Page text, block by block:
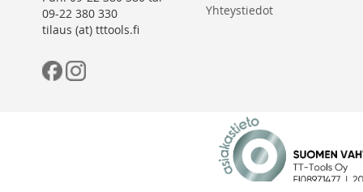
09-22 380 330
tilaus (at) tttools.fi
Yhteystiedot